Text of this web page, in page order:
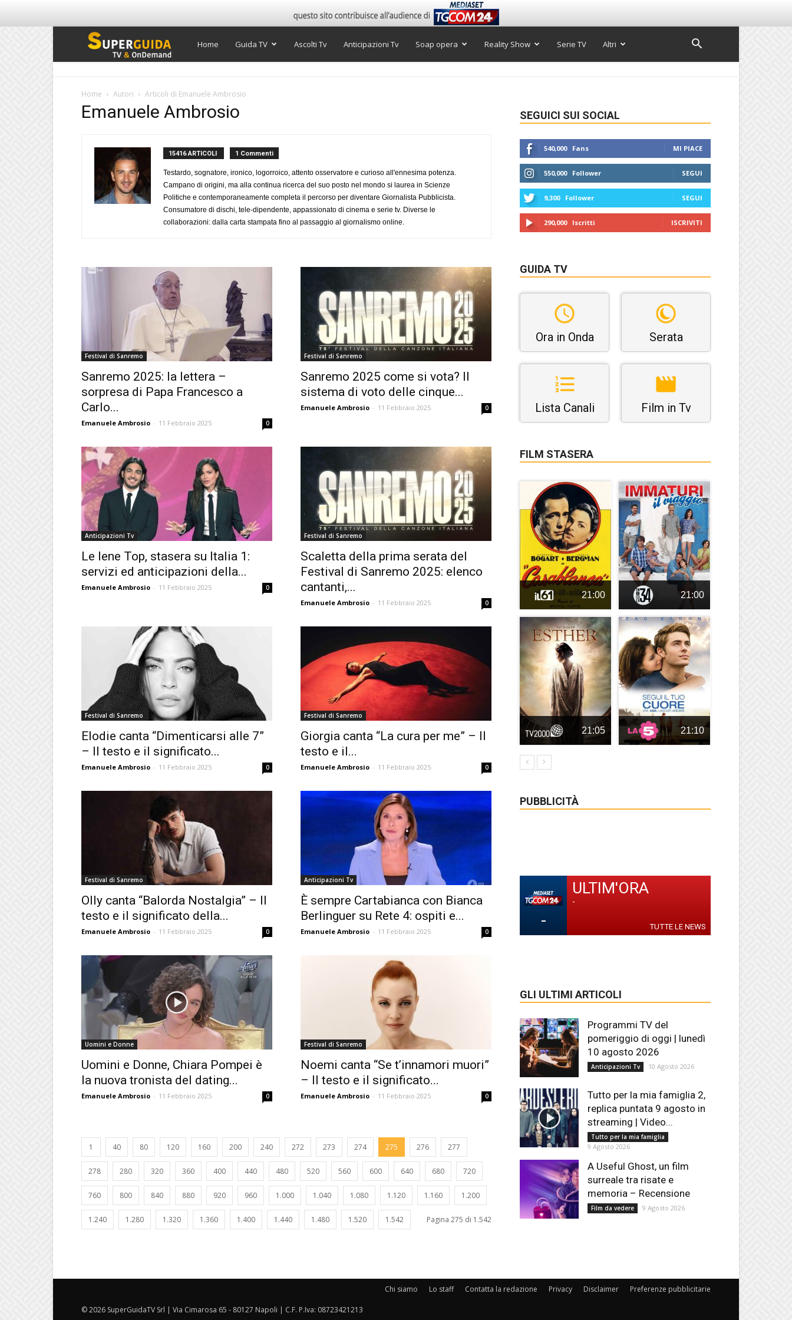
Super
TV
Home Guida TV Ascolti Tv Anticipazioni Tv Soap opera Reality Show Serie TV Altri
Home Autori Articoli di Emanuele Ambrosio
Emanuele Ambrosio
15416 ARTICOLI 1 Commenti
Testardo, sognatore, ironico, logorroico, attento osservatore e curioso all'ennesima potenza.
Campano di origini, ma alla continua ricerca del suo posto nel mondo si laurea in Scienze
Politiche e contemporaneamente completa il percorso per diventare Giornalista Pubblicista.
Consumatore di dischi, tele-dipendente, appassionato di cinema e serie tv. Diverse le
collaborazioni: dalla carta stampata fino al passaggio al giornalismo online.
Festival di Sanremo
Sanremo 2025: la lettera –
sorpresa di Papa Francesco a
Carlo...
Emanuele Ambrosio - 11 Febbraio 2025 0
Festival di Sanremo
Sanremo 2025 come si vota? Il
sistema di voto delle cinque...
Emanuele Ambrosio - 11 Febbraio 2025 0
Anticipazioni Tv
Le Iene Top, stasera su Italia 1:
servizi ed anticipazioni della...
Emanuele Ambrosio - 11 Febbraio 2025 0
Festival di Sanremo
Scaletta della prima serata del
Festival di Sanremo 2025: elenco
cantanti,...
Emanuele Ambrosio - 11 Febbraio 2025 0
Festival di Sanremo
Elodie canta “Dimenticarsi alle 7”
– Il testo e il significato...
Emanuele Ambrosio - 11 Febbraio 2025 0
Festival di Sanremo
Giorgia canta “La cura per me” – Il
testo e il...
Emanuele Ambrosio - 11 Febbraio 2025 0
Festival di Sanremo
Olly canta “Balorda Nostalgia” – Il
testo e il significato della...
Emanuele Ambrosio - 11 Febbraio 2025 0
Anticipazioni Tv
È sempre Cartabianca con Bianca
Berlinguer su Rete 4: ospiti e...
Emanuele Ambrosio - 11 Febbraio 2025 0
Uomini e Donne
Uomini e Donne, Chiara Pompei è
la nuova tronista del dating...
Emanuele Ambrosio - 11 Febbraio 2025 0
Festival di Sanremo
Noemi canta “Se t’innamori muori”
– Il testo e il significato...
Emanuele Ambrosio - 11 Febbraio 2025 0
1 40 80 120 160 200 240 272 273 274 275 276 277
278 280 320 360 400 440 480 520 560 600 640 680 720
760 800 840 880 920 960 1.000 1.040 1.080 1.120 1.160 1.200
1.240 1.280 1.320 1.360 1.400 1.440 1.480 1.520 1.542 Pagina 275 di 1.542
SEGUICI SUI SOCIAL
540,000 Fans MI PIACE
550,000 Follower SEGUI
9,300 Follower SEGUI
290,000 Iscritti ISCRIVITI
GUIDA TV
Ora in Onda Serata
Lista Canali Film in Tv
FILM STASERA
21:00 21:00
21:05 21:10
PUBBLICITÀ
-
ULTIM'ORA
-
TUTTE LE NEWS
GLI ULTIMI ARTICOLI
Programmi TV del
pomeriggio di oggi | lunedì
10 agosto 2026
Anticipazioni Tv 10 Agosto 2026
Tutto per la mia famiglia 2,
replica puntata 9 agosto in
streaming | Video...
Tutto per la mia famiglia
9 Agosto 2026
A Useful Ghost, un film
surreale tra risate e
memoria – Recensione
Film da vedere 9 Agosto 2026
Chi siamo Lo staff Contatta la redazione Privacy Disclaimer Preferenze pubblicitarie
© 2026 SuperGuidaTV Srl | Via Cimarosa 65 - 80127 Napoli | C.F. P.Iva: 08723421213